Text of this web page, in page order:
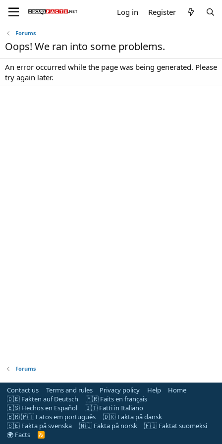
Log in Register
Forums
Oops! We ran into some problems.
An error occurred while the page was being generated. Please
try again later.
Forums
Contact us Terms and rules Privacy policy Help
Home
🇩🇪 Fakten auf Deutsch
🇫🇷 Faits en français
🇪🇸 Hechos en Español
🇮🇹 Fatti in Italiano
🇧🇷 🇵🇹 Fatos em português
🇩🇰 Fakta på dansk
🇸🇪 Fakta på svenska
🇳🇴 Fakta på norsk
🇫🇮 Faktat suomeksi
🌍 Facts
R